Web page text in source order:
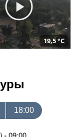
19,5 °C
18:00